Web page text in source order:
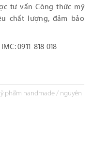
tư vấn Công thức mỹ
chất lượng, đảm bảo
0911 818 018
phẩm handmade/ nguyên